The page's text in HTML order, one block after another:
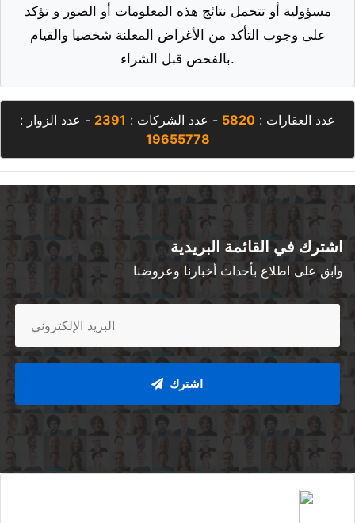
مسؤولية أو تتحمل نتائج هذه المعلومات أو الصور و تؤكد
على وجوب التأكد من الأغراض المعلنة شخصيا والقيام
بالفحص قبل الشراء.
عدد العقارات : 5820 - عدد الشركات : 2391 - عدد الزوار :
19655778
اشترك في القائمة البريدية
وابق على اطلاع بأحداث أخبارنا وعروضنا
اشترك